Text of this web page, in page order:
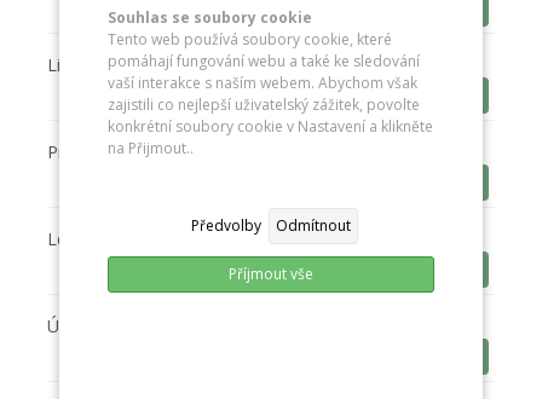
Souhlas se soubory cookie
Tento web používá soubory cookie, které
pomáhají fungování webu a také ke sledování
vaší interakce s naším webem. Abychom však
zajistili co nejlepší uživatelský zážitek, povolte
konkrétní soubory cookie v Nastavení a klikněte
na Přijmout..
Předvolby Odmítnout
Příjmout vše
Listopad
Stáhnout
Prosinec
Leden
Únor